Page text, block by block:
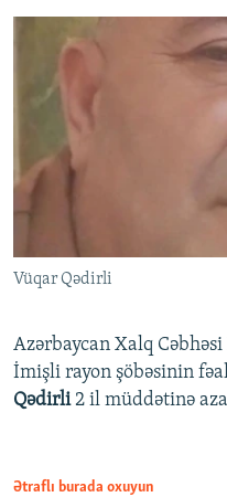
Vüqar Qədirli
Azərbaycan Xalq
İmişli rayon şöbəsinin
Qədirli2 il müddətinə
Ətraflı burada oxuyun